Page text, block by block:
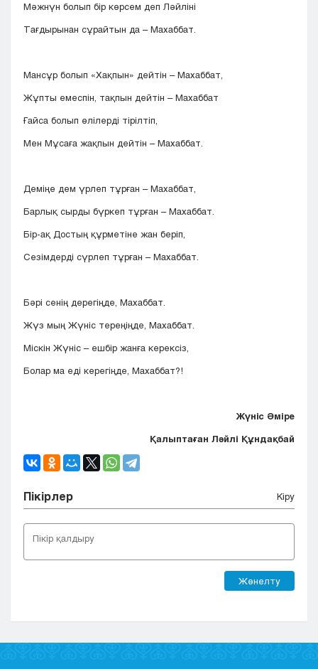
Мәжнүн болып бір көрсем деп Ләйліні
Тағдырынан сұрайтын да – Махаббат.
Мансұр болып «Хақпын» дейтін – Махаббат,
Жұпты емеспін, тақпын дейтін – Махаббат
Ғайса болып өлілерді тірілтіп,
Мен Мұсаға жақпын дейтін – Махаббат.
Деміңе дем үрлеп тұрған – Махаббат,
Барлық сырды бүркеп тұрған – Махаббат.
Бір-ақ Достың құрметіне жан беріп,
Сезімдерді сүрлеп тұрған – Махаббат.
Бәрі сенің дерегіңде, Махаббат.
Жүз мың Жүніс тереңіңде, Махаббат.
Міскін Жүніс – ешбір жанға керексіз,
Болар ма еді керегіңде, Махаббат?!
Жүніс Әміре
Қалыптаған Ләйлі Құндақбай
Пікірлер Кіру
Жөнелту